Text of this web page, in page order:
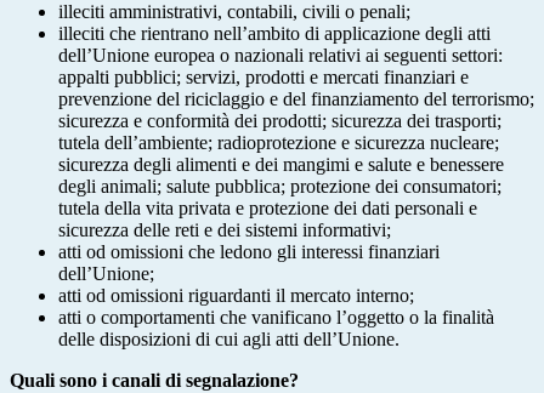
illeciti amministrativi, contabili, civili o penali;
illeciti che rientrano nell’ambito di applicazione degli atti
dell’Unione europea o nazionali relativi ai seguenti settori:
appalti pubblici; servizi, prodotti e mercati finanziari e
prevenzione del riciclaggio e del finanziamento del terrorismo;
sicurezza e conformità dei prodotti; sicurezza dei trasporti;
tutela dell’ambiente; radioprotezione e sicurezza nucleare;
sicurezza degli alimenti e dei mangimi e salute e benessere
degli animali; salute pubblica; protezione dei consumatori;
tutela della vita privata e protezione dei dati personali e
sicurezza delle reti e dei sistemi informativi;
atti od omissioni che ledono gli interessi finanziari
dell’Unione;
atti od omissioni riguardanti il mercato interno;
atti o comportamenti che vanificano l’oggetto o la finalità
delle disposizioni di cui agli atti dell’Unione.
Quali sono i canali di segnalazione?